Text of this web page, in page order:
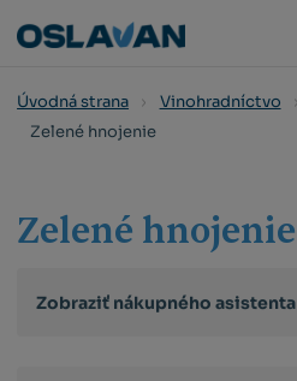
Úvodná strana Vinohradníctvo
Zelené hnojenie
Zelené hnojenie
Zobraziť nákupného asistenta